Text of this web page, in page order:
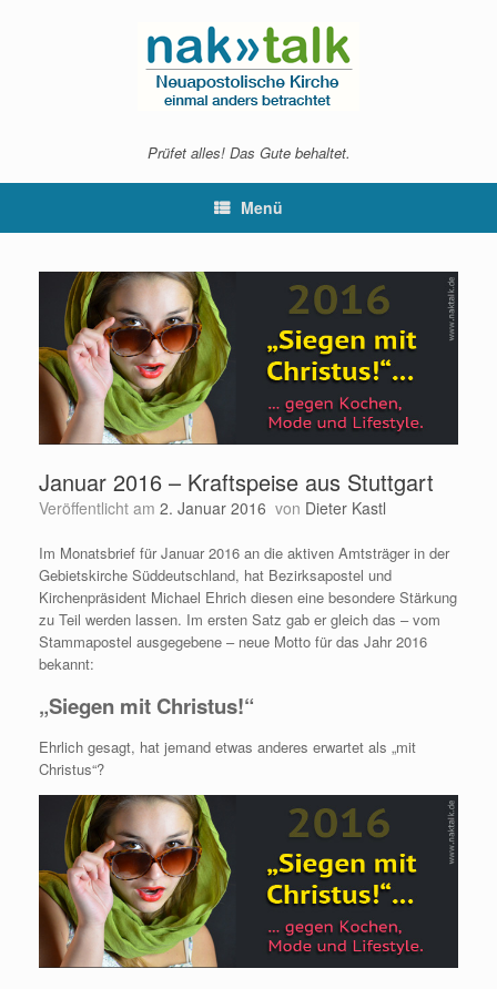
Prüfet alles! Das Gute behaltet.
Menü
Januar 2016 – Kraftspeise aus Stuttgart
Veröffentlicht am 2. Januar 2016 von Dieter Kastl
Im Monatsbrief für Januar 2016 an die aktiven Amtsträger in der
Gebietskirche Süddeutschland, hat Bezirksapostel und
Kirchenpräsident Michael Ehrich diesen eine besondere Stärkung
zu Teil werden lassen. Im ersten Satz gab er gleich das – vom
Stammapostel ausgegebene – neue Motto für das Jahr 2016
bekannt:
„Siegen mit Christus!“
Ehrlich gesagt, hat jemand etwas anderes erwartet als „mit
Christus“?